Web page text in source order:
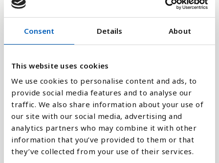
Consent Details About
This website uses cookies
We use cookies to personalise content and ads, to
provide social media features and to analyse our
traffic. We also share information about your use of
our site with our social media, advertising and
analytics partners who may combine it with other
information that you’ve provided to them or that
they’ve collected from your use of their services.
Sammenligne med:
Forklaring
Når man beregner MPI fortæller tallene både, hvor
mange mennesker der er fattige i et land, og hvad
det gennemsnitslige fattige menneske i det
pågældende land mangler for at få forbedret sine